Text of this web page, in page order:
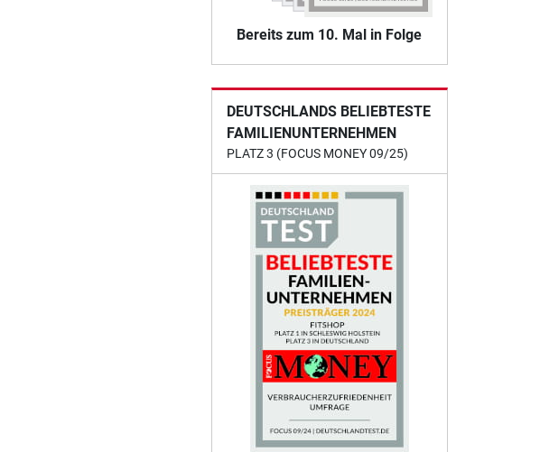
Bereits zum 10. Mal in Folge
DEUTSCHLANDS BELIEBTESTE
FAMILIENUNTERNEHMEN
PLATZ 3 (FOCUS MONEY 09/25)